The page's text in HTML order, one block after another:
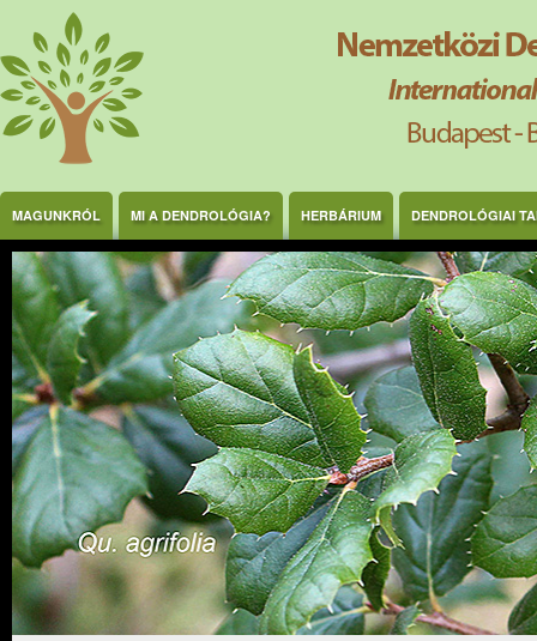
Ugrás a tartalomra
MAGUNKRÓL MI A DENDROLÓGIA? HERBÁRIUM DENDROLÓGIAI